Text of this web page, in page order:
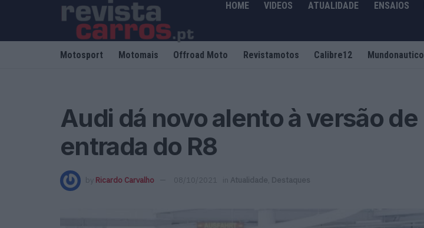
HOME VIDEOS ATUALIDADE ENSAIOS
Motosport Motomais Offroad Moto Revistamotos Calibre12 Mundonautico
Audi dá novo alento à versão de
entrada do R8
by Ricardo Carvalho 08/10/2021 in Atualidade Destaques